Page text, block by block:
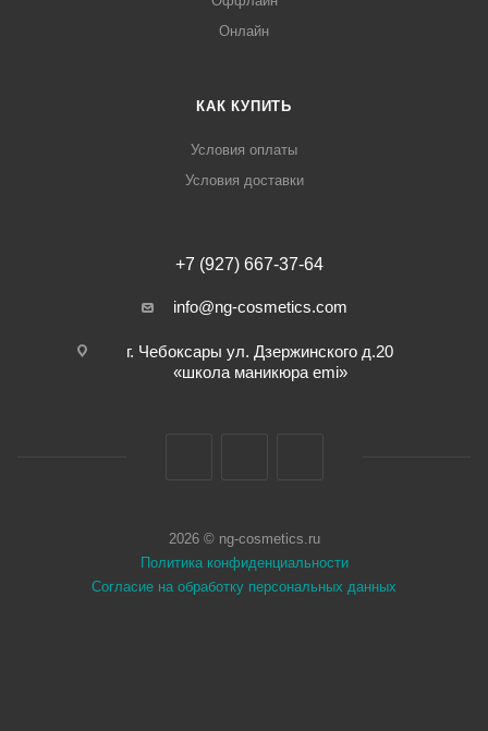
Онлайн
КАК КУПИТЬ
Условия оплаты
Условия доставки
+7 (927) 667-37-64
info@ng-cosmetics.com
г. Чебоксары ул. Дзержинского д.20
«школа маникюра emi»
2026 © ng-cosmetics.ru
Политика конфиденциальности
Согласие на обработку персональных данных